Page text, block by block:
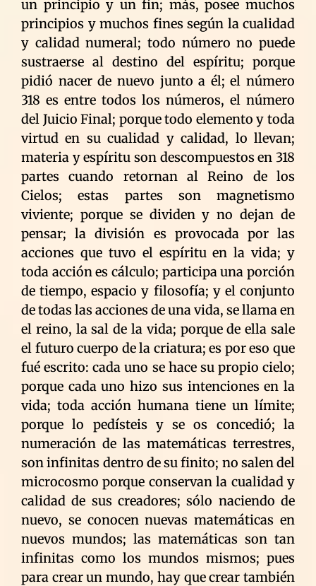
un principio y un fín; más, posee muchos
principios y muchos fines según la cualidad
y calidad numeral; todo número no puede
sustraerse al destino del espíritu; porque
pidió nacer de nuevo junto a él; el número
318 es entre todos los números, el número
del Juicio Final; porque todo elemento y toda
virtud en su cualidad y calidad, lo llevan;
materia y espíritu son descompuestos en 318
partes cuando retornan al Reino de los
Cielos; estas partes son magnetismo
viviente; porque se dividen y no dejan de
pensar; la división es provocada por las
acciones que tuvo el espíritu en la vida; y
toda acción es cálculo; participa una porción
de tiempo, espacio y filosofía; y el conjunto
de todas las acciones de una vida, se llama en
el reino, la sal de la vida; porque de ella sale
el futuro cuerpo de la criatura; es por eso que
fué escrito: cada uno se hace su propio cielo;
porque cada uno hizo sus intenciones en la
vida; toda acción humana tiene un límite;
porque lo pedísteis y se os concedió; la
numeración de las matemáticas terrestres,
son infinitas dentro de su finito; no salen del
microcosmo porque conservan la cualidad y
calidad de sus creadores; sólo naciendo de
nuevo, se conocen nuevas matemáticas en
nuevos mundos; las matemáticas son tan
infinitas como los mundos mismos; pues
para crear un mundo, hay que crear también